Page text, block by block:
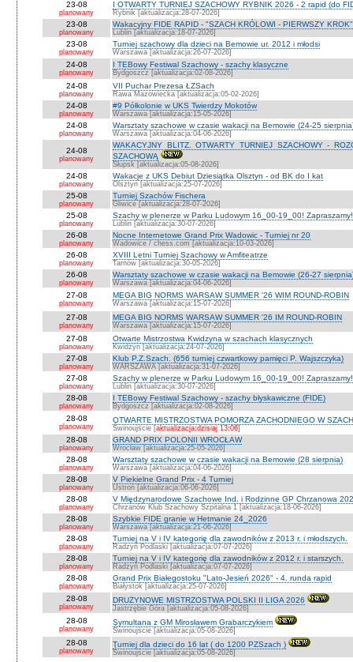
23-08
planowany
I OTWARTY TURNIEJ SZACHOWY RYBNIK 2026 - 2 rapid (do
Rybnik [aktualizacja:28-07-2026]
23-08
planowany
Wakacyjny FIDE RAPID - "SZACH KRÓLOWI - PIERWSZY
Lublin [aktualizacja:18-07-2026]
23-08
planowany
Turniej szachowy dla dzieci na Bemowie ur. 2012 i młodsi
Warszawa [aktualizacja:26-07-2026]
24-08
planowany
I TEBowy Festiwal Szachowy - szachy klasyczne
Bydgoszcz [aktualizacja:02-08-2026]
24-08
planowany
VII Puchar Prezesa ŁZSach
Rawa Mazowiecka [aktualizacja:05-02-2026]
24-08
planowany
#9 Półkolonie w UKS Twierdzy Mokotów
Warszawa [aktualizacja:15-05-2026]
24-08
planowany
Warsztaty szachowe w czasie wakacji na Bemowie (24-25
Warszawa [aktualizacja:04-06-2026]
24-08
planowany
WAKACYJNY BLITZ. OTWARTY TURNIEJ SZACHOWY -
SZACHOWĄ
Słupsk [aktualizacja:05-08-2026]
24-08
planowany
Wakacje z UKS Debiut Dziesiątka Olsztyn - od BK do I kat
Olsztyn [aktualizacja:25-07-2026]
25-08
planowany
Turniej Szachów Fischera
Gliwice [aktualizacja:28-07-2026]
25-08
planowany
Szachy w plenerze w Parku Ludowym 16_00-19_00! Zapraszamy!
Lublin [aktualizacja:30-07-2026]
26-08
planowany
Nocne Internetowe Grand Prix Wadowic - Turniej nr 20
Wadowice / chess.com [aktualizacja:10-03-2026]
26-08
planowany
XVIII Letni Turniej Szachowy w Amfiteatrze
Tarnów [aktualizacja:30-05-2026]
26-08
planowany
Warsztaty szachowe w czasie wakacji na Bemowie (26-27
Warszawa [aktualizacja:04-06-2026]
27-08
planowany
MEGA BIG NORMS WARSAW SUMMER '26 WIM ROUND-ROBIN
Warszawa [aktualizacja:15-07-2026]
27-08
planowany
MEGA BIG NORMS WARSAW SUMMER '26 IM ROUND-ROBIN
Warszawa [aktualizacja:15-07-2026]
27-08
planowany
Otwarte Mistrzostwa Kwidzyna w szachach klasycznych
Kwidzyn [aktualizacja:24-07-2026]
27-08
planowany
Klub P.Z.Szach. (656 turniej czwartkowy pamięci P. Wajszczyka)
WARSZAWA [aktualizacja:31-07-2026]
27-08
planowany
Szachy w plenerze w Parku Ludowym 16_00-19_00! Zapraszamy!
Lublin [aktualizacja:30-07-2026]
28-08
planowany
I TEBowy Festiwal Szachowy - szachy błyskawiczne (FIDE)
Bydgoszcz [aktualizacja:02-08-2026]
28-08
planowany
OTWARTE MISTRZOSTWA POMORZA ZACHODNIEGO W
Świnoujście [aktualizacja:dzisiaj 13:06]
28-08
planowany
GRAND PRIX POLONII WROCŁAW
Wrocław [aktualizacja:25-05-2026]
28-08
planowany
Warsztaty szachowe w czasie wakacji na Bemowie (28 sierpnia)
Warszawa [aktualizacja:04-06-2026]
28-08
planowany
V Piekielne Grand Prix - 4 Turniej
Ustroń [aktualizacja:06-06-2026]
28-08
planowany
V Międzynarodowe Szachowe Ind. i Rodzinne GP Chrzanowa
Chrzanów Klub Szachowy Szpitalna 1 [aktualizacja:18-06-2026]
28-08
planowany
Szybkie FIDE granie w Hetmanie 24_2026
Warszawa [aktualizacja:21-06-2026]
28-08
planowany
Turniej na V i IV kategorię dla zawodników z 2013 r. i młodszych.
Radzyń Podlaski [aktualizacja:07-07-2026]
28-08
planowany
Turniej na V i IV kategorię dla zawodników z 2012 r. i starszych.
Radzyń Podlaski [aktualizacja:07-07-2026]
28-08
planowany
Grand Prix Białegostoku "Lato-Jesień 2026" - 4. runda rapid
Białystok [aktualizacja:25-07-2026]
28-08
planowany
DRUŻYNOWE MISTRZOSTWA POLSKI II LIGA 2026
Jastrzębie Góra [aktualizacja:05-08-2026]
28-08
planowany
Symultana z GM Mirosławem Grabarczykiem
Świnoujście [aktualizacja:05-08-2026]
28-08
planowany
Turniej dla dzieci do 16 lat ( do 1200 PZSzach )
Świnoujście [aktualizacja:05-08-2026]